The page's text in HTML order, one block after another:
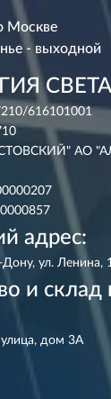
Москве
- выходной
616101001
АО
адрес:
Дону, ул. Ленина,
и склад
улица, дом 3А